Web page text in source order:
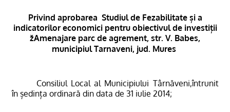
Privind aprobarea Studiul de Fezabilitate și a
indicatorilor economici pentru obiectivul de investiții
žAmenajare parc de agrement, str. V. Babes,
municipiul Tarnaveni, jud. Mures 
Consiliul Local al Municipiului Târnăveni,întrunit
în ședința ordinară din data de 31 iulie 2014;